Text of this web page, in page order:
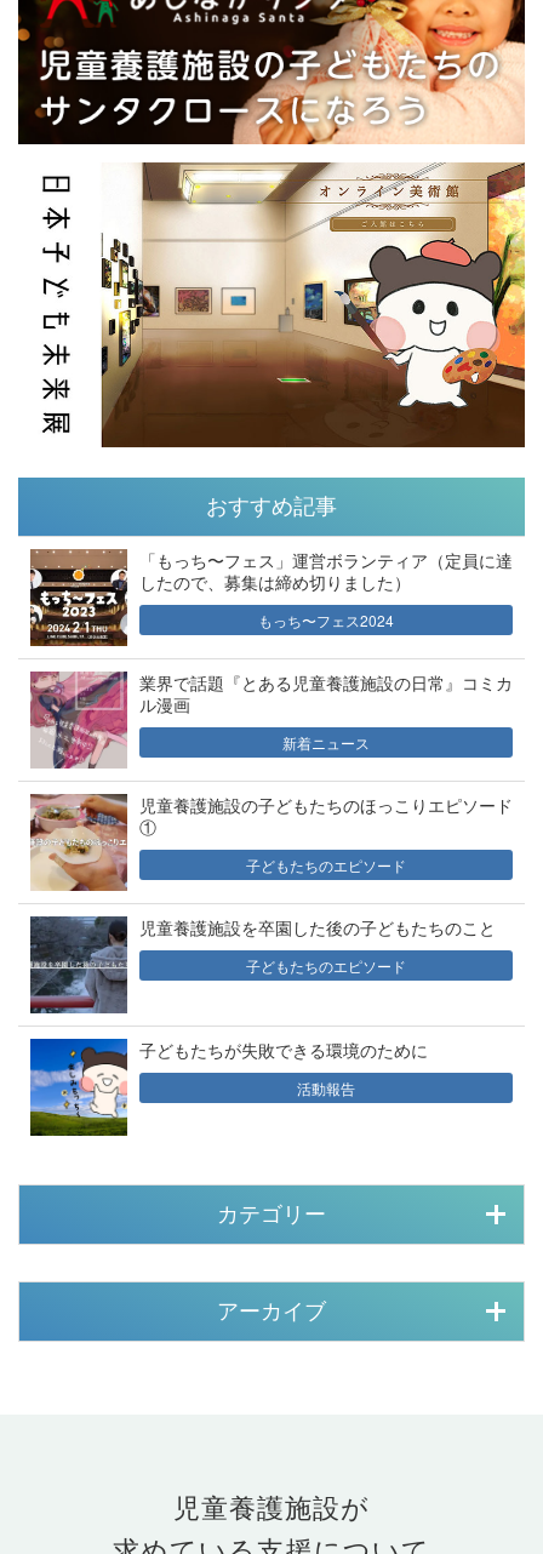
おすすめ記事
「もっち〜フェス」運営ボランティア（定員に達
したので、募集は締め切りました）
もっち〜フェス2024
業界で話題『とある児童養護施設の日常』コミカ
ル漫画
新着ニュース
児童養護施設の子どもたちのほっこりエピソード
①
子どもたちのエピソード
児童養護施設を卒園した後の子どもたちのこと
子どもたちのエピソード
子どもたちが失敗できる環境のために
活動報告
カテゴリー
アーカイブ
児童養護施設が